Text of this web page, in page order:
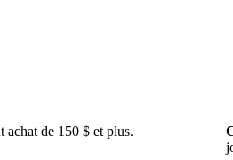
achat de 150 $ et plus.